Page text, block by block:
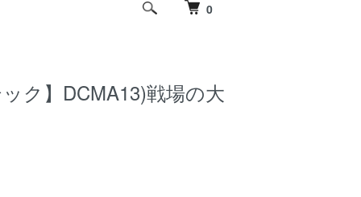
0
ク】DCMA13)戦場の大